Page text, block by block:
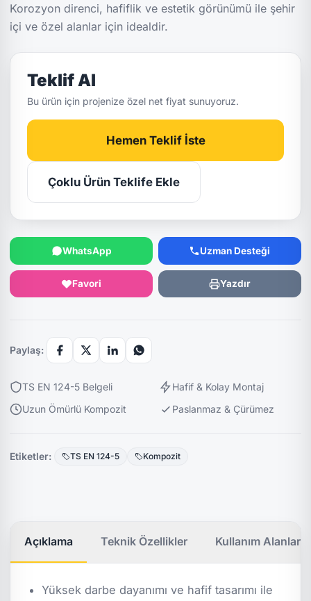
Korozyon direnci, hafiflik ve estetik görünümü ile şehir
içi ve özel alanlar için idealdir.
Teklif Al
Bu ürün için projenize özel net fiyat sunuyoruz.
Hemen Teklif İste
Çoklu Ürün Teklife Ekle
WhatsApp Uzman Desteği
Favori Yazdır
Paylaş:
TS EN 124-5 Belgeli
Hafif & Kolay Montaj
Uzun Ömürlü Kompozit
Paslanmaz & Çürümez
Etiketler: TS EN 124-5 Kompozit
Açıklama Teknik Özellikler Kullanım Alanları
Yüksek darbe dayanımı ve hafif tasarımı ile